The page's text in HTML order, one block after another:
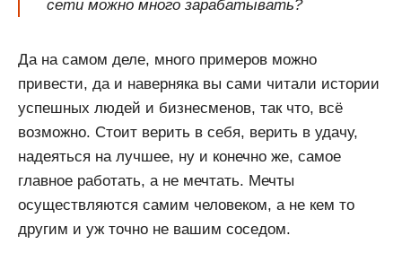
сети можно много зарабатывать?
Да на самом деле, много примеров можно
привести, да и наверняка вы сами читали истории
успешных людей и бизнесменов, так что, всё
возможно. Стоит верить в себя, верить в удачу,
надеяться на лучшее, ну и конечно же, самое
главное работать, а не мечтать. Мечты
осуществляются самим человеком, а не кем то
другим и уж точно не вашим соседом.